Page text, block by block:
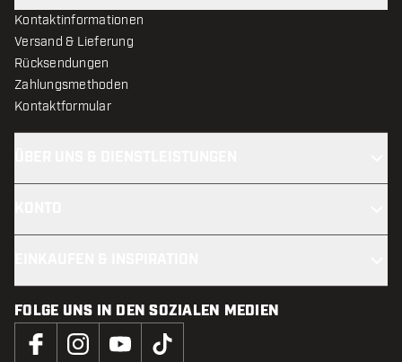
Kontaktinformationen
Versand & Lieferung
Rücksendungen
Zahlungsmethoden
Kontaktformular
FOLGE UNS IN DEN SOZIALEN MEDIEN